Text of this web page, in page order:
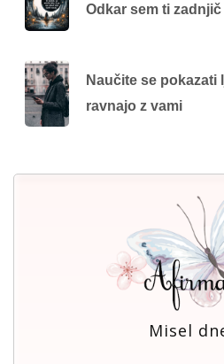
Odkar sem ti
Naučite se pokazati
ravnajo z vami
Misel